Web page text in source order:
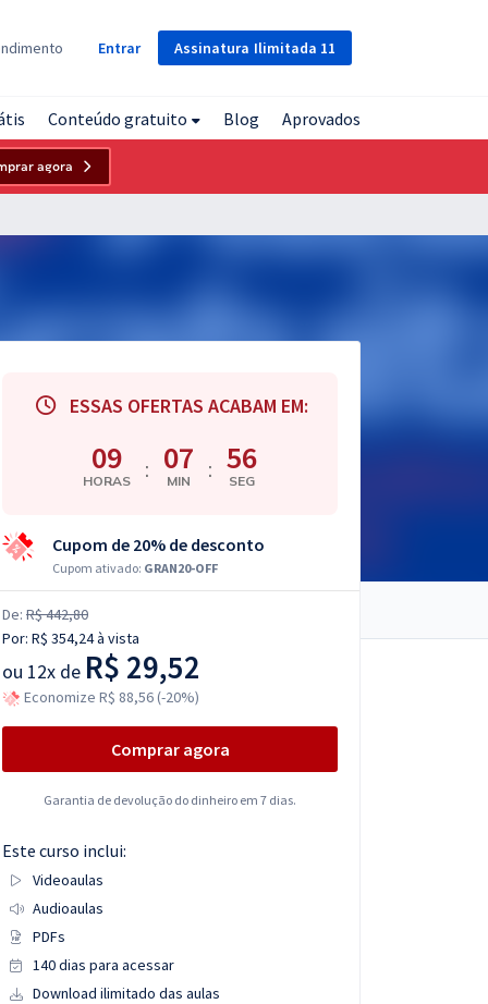
Assinatura Ilimitada 11
Entrar
Conteúdo gratuito Blog Aprovados
agora
ESSAS OFERTAS ACABAM EM:
09
HORAS : 07
MIN : 55
SEG
Cupom de 20% de desconto
Cupom ativado: GRAN20-OFF
De: R$ 442,80
Por: R$ 354,24à vista
ou 12x de R$ 29,52
Economize R$ 88,56 (-20%)
Comprar agora
Garantia de devolução do dinheiro em 7 dias.
Este curso inclui:
Videoaulas
Audioaulas
PDFs
140 dias para acessar
Download ilimitado das aulas